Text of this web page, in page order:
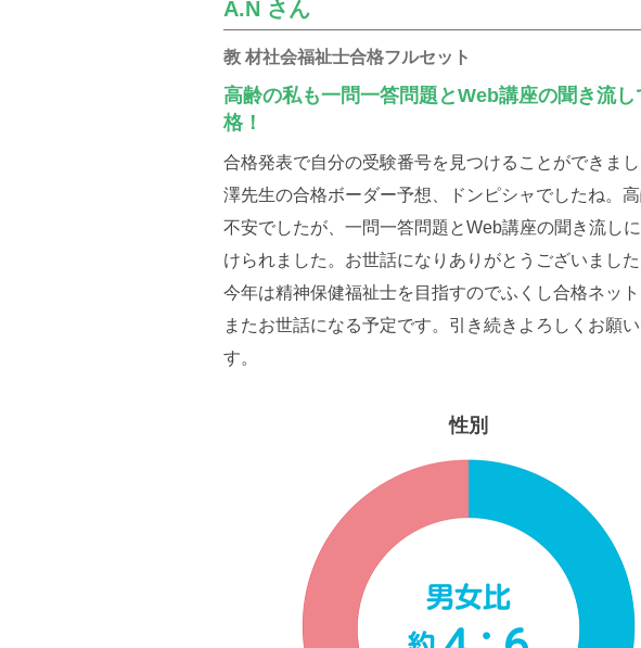
A.N さん
教 材社会福祉士合格フルセット
高齢の私も一問一答問題とWeb講座の聞き流し
格！
合格発表で自分の受験番号を見つけることができま
澤先生の合格ボーダー予想、ドンピシャでしたね。
不安でしたが、一問一答問題とWeb講座の聞き流し
けられました。お世話になりありがとうございました
今年は精神保健福祉士を目指すのでふくし合格ネッ
またお世話になる予定です。引き続きよろしくお願い
す。
性別